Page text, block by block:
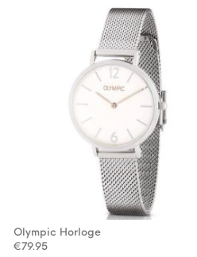
Olympic Horloge
€79.95